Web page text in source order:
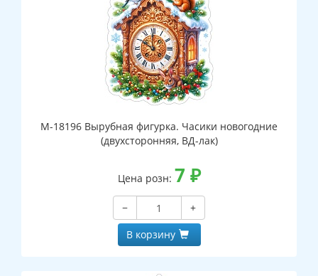
М-18196 Вырубная фигурка. Часики новогодние
(двухсторонняя, ВД-лак)
Цена розн: 7 ₽
−
+
В корзину